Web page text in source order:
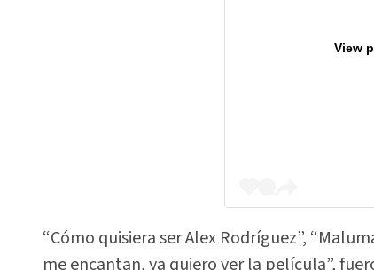
View
“Cómo quisiera ser Alex Rodríguez”,
me encantan, ya quiero ver la película”,